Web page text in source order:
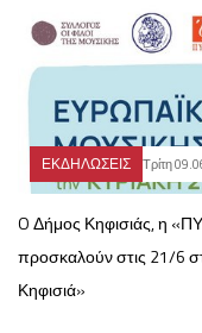
ΕΚΔΗΛΩΣΕΙΣ Τρίτη
O Δήμος Κηφισιάς, η
προσκαλούν στις 21/6
Κηφισιά»